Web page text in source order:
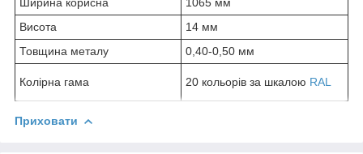
Висота
14 мм
Товщина металу
0,40-0,50 мм
Колірна гама 20 кольорів за шкалою RAL
Приховати